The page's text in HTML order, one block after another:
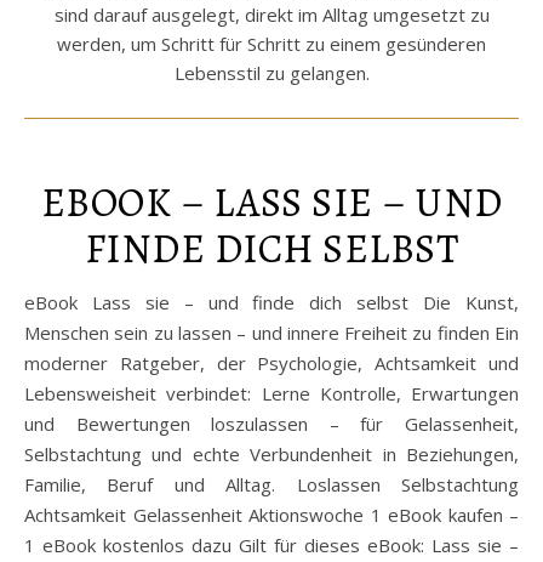
sind darauf ausgelegt, direkt im Alltag umgesetzt zu
werden, um Schritt für Schritt zu einem gesünderen
Lebensstil zu gelangen.
EBOOK – LASS SIE – UND
FINDE DICH SELBST
eBook Lass sie – und finde dich selbst Die Kunst,
Menschen sein zu lassen – und innere Freiheit zu finden Ein
moderner Ratgeber, der Psychologie, Achtsamkeit und
Lebensweisheit verbindet: Lerne Kontrolle, Erwartungen
und Bewertungen loszulassen – für Gelassenheit,
Selbstachtung und echte Verbundenheit in Beziehungen,
Familie, Beruf und Alltag. Loslassen Selbstachtung
Achtsamkeit Gelassenheit Aktionswoche 1 eBook kaufen –
1 eBook kostenlos dazu Gilt für dieses eBook: Lass sie –